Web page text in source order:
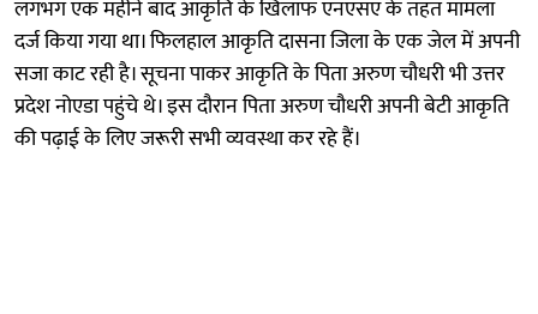
लगभग एक महीने बाद आकृति के खिलाफ एनएसए के तहत मामला
दर्ज किया गया था। फिलहाल आकृति दासना जिला के एक जेल में अपनी
सजा काट रही है। सूचना पाकर आकृति के पिता अरुण चौधरी भी उत्तर
प्रदेश नोएडा पहुंचे थे। इस दौरान पिता अरुण चौधरी अपनी बेटी आकृति
की पढ़ाई के लिए जरूरी सभी व्यवस्था कर रहे हैं।